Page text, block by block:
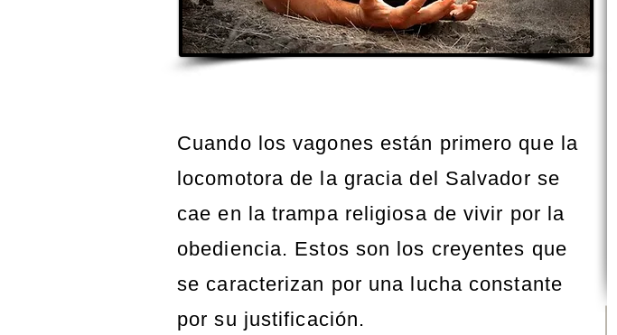
Cuando los vagones están primero que la
locomotora de la gracia del Salvador se
cae en la trampa religiosa de vivir por la
obediencia. Estos son los creyentes que
se caracterizan por una lucha constante
por su justificación.